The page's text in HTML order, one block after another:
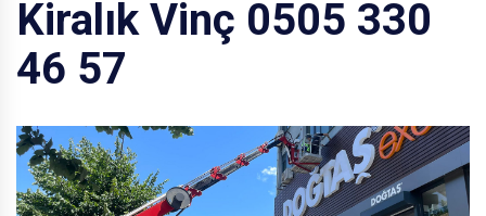
Kiralık Vinç 0505 330
46 57